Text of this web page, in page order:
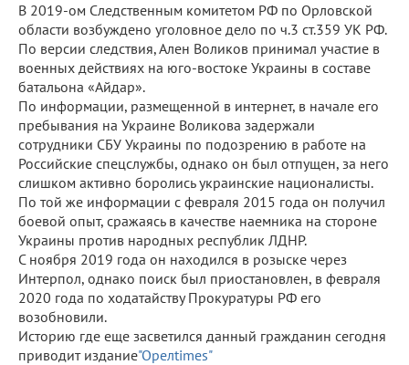
В 2019-ом Следственным комитетом РФ по Орловской
области возбуждено уголовное дело по ч.3 ст.359 УК РФ.
По версии следствия, Ален Воликов принимал участие в
военных действиях на юго-востоке Украины в составе
батальона «Айдар».
По информации, размещенной в интернет, в начале его
пребывания на Украине Воликова задержали
сотрудники СБУ Украины по подозрению в работе на
Российские спецслужбы, однако он был отпущен, за него
слишком активно боролись украинские националисты.
По той же информации с февраля 2015 года он получил
боевой опыт, сражаясь в качестве наемника на стороне
Украины против народных республик ЛДНР.
С ноября 2019 года он находился в розыске через
Интерпол, однако поиск был приостановлен, в февраля
2020 года по ходатайству Прокуратуры РФ его
возобновили.
Историю где еще засветился данный гражданин сегодня
приводит издание"Орелtimes"